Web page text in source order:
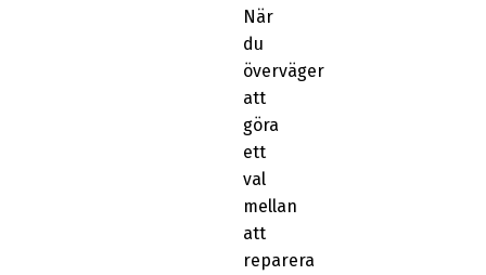
När
du
överväger
att
göra
ett
val
mellan
att
reparera